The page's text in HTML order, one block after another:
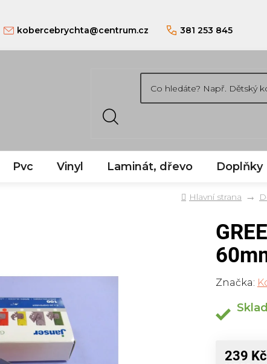
kobercebrychta@centrum.cz 381 253 845
Pvc Vinyl Laminát, dřevo Doplňky
Domů
Značka:
239 Kč